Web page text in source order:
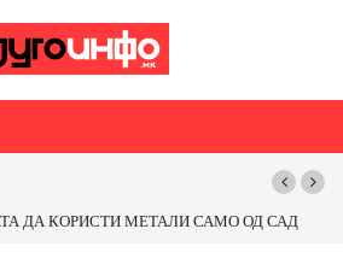
ДА КОРИСТИ МЕТАЛИ САМО ОД САД